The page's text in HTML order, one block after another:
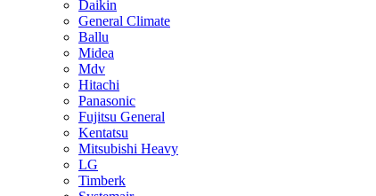
Daikin
General Climate
Ballu
Midea
Mdv
Hitachi
Panasonic
Fujitsu General
Kentatsu
Mitsubishi Heavy
LG
Timberk